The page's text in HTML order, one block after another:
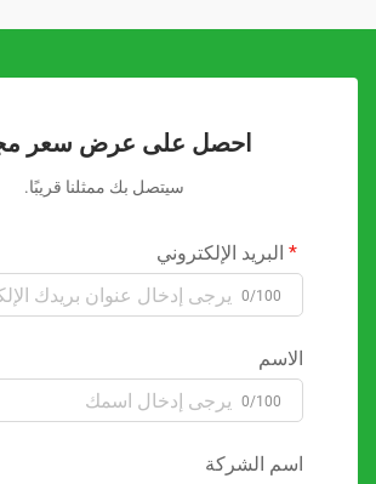
احصل على عرض سعر
سيتصل بك ممثلنا قريبًا.
البريد الإلكتروني
0/100
الاسم
0/100
اسم الشركة